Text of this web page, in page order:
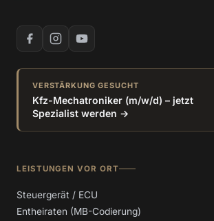
VERSTÄRKUNG GESUCHT
Kfz-Mechatroniker (m/w/d) – jetzt
Spezialist werden →
LEISTUNGEN VOR ORT
Steuergerät / ECU
Entheiraten (MB-Codierung)